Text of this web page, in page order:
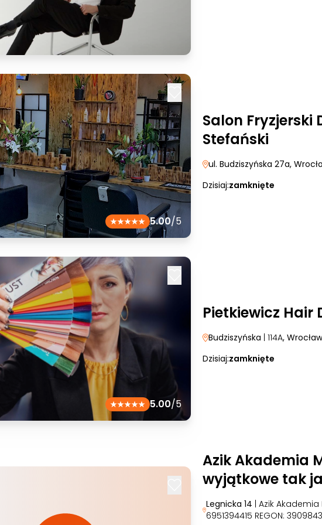
5.00/5
Salon Fryzjerski
Stefański
ul. Budziszyńska 27a,
Dzisiaj:zamknięte
5.00/5
Pietkiewicz Hair
Budziszyńska | 114A, Wrocław
Dzisiaj:zamknięte
Azik Akademia
wyjątkowe tak
Legnicka 14 | Azik
6951394415 REGON: